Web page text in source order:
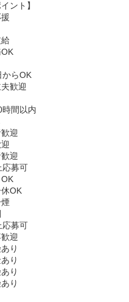
ント】
OK
からOK
夫歓迎
時間以内
歓迎
歓迎
応募可
OK
休OK
応募可
歓迎
り
り
り
り